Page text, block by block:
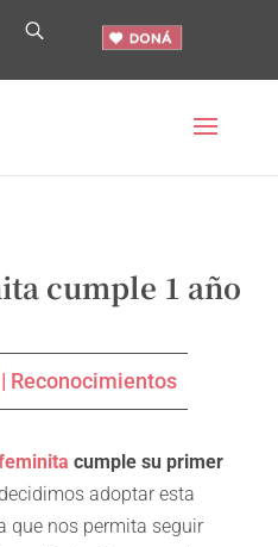
cumple 1 año
| Reconocimientos
cumple su primer
adoptar esta
que nos permita seguir